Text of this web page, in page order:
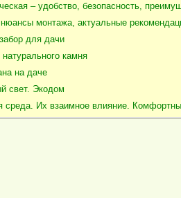
– удобство, безопасность,
монтажа, актуальные
для дачи
камня
на даче
свет. Экодом
Их взаимное влияние.